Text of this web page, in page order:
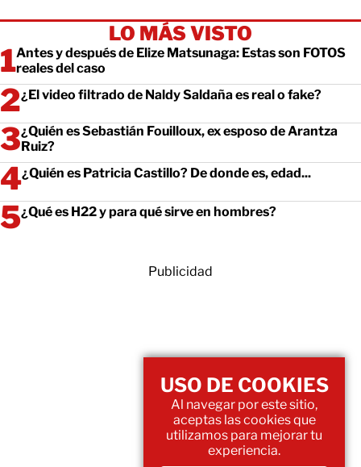
LO MÁS VISTO
Antes y después de Elize Matsunaga: Estas son FOTOS
reales del caso
¿El video filtrado de Naldy Saldaña es real o fake?
¿Quién es Sebastián Fouilloux, ex esposo de Arantza
Ruiz?
¿Quién es Patricia Castillo? De donde es, edad...
¿Qué es H22 y para qué sirve en hombres?
Publicidad
USO DE COOKIES
Al navegar por este sitio,
aceptas las cookies que
utilizamos para mejorar tu
experiencia.